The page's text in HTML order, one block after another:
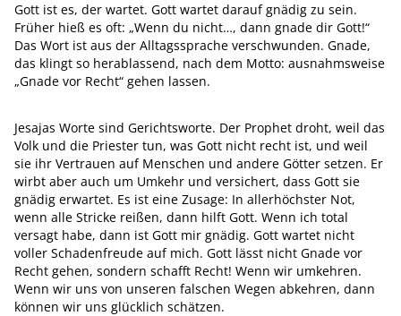
Gott ist es, der wartet. Gott wartet darauf gnädig zu sein.
Früher hieß es oft: „Wenn du nicht…, dann gnade dir Gott!“
Das Wort ist aus der Alltagssprache verschwunden. Gnade,
das klingt so herablassend, nach dem Motto: ausnahmsweise
„Gnade vor Recht“ gehen lassen.
Jesajas Worte sind Gerichtsworte. Der Prophet droht, weil das
Volk und die Priester tun, was Gott nicht recht ist, und weil
sie ihr Vertrauen auf Menschen und andere Götter setzen. Er
wirbt aber auch um Umkehr und versichert, dass Gott sie
gnädig erwartet. Es ist eine Zusage: In allerhöchster Not,
wenn alle Stricke reißen, dann hilft Gott. Wenn ich total
versagt habe, dann ist Gott mir gnädig. Gott wartet nicht
voller Schadenfreude auf mich. Gott lässt nicht Gnade vor
Recht gehen, sondern schafft Recht! Wenn wir umkehren.
Wenn wir uns von unseren falschen Wegen abkehren, dann
können wir uns glücklich schätzen.